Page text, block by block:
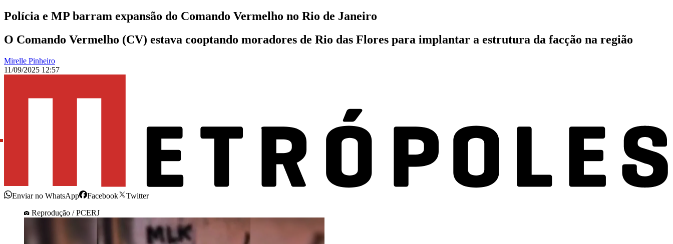
Polícia e MP barram expansão do Comando Vermelho no Rio de Janeiro
O Comando Vermelho (CV) estava cooptando moradores de Rio das Flores para implantar a estrutura da facção na região
Mirelle Pinheiro
11/09/2025 12:57
Enviar no WhatsApp Facebook
Twitter
Reprodução / PCERJ